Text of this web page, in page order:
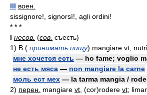
III воен.
sissignore!, signorsì!, agli ordini!
* * *
I несов. (сов. съесть)
1) В ( принимать пищу) mangiare vt;
мне хочется есть — ho fame; voglio
не есть мяса — non mangiare la carne
моль ест мех — la tarma mangia /
2) перен. mangiare vt , (cor)rodere vt;